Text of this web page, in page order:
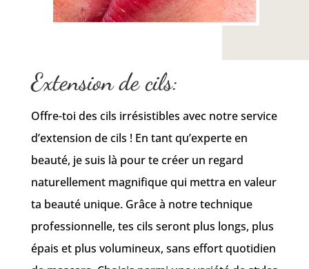
Extension de cils:
Offre-toi des cils irrésistibles avec notre service
d’extension de cils ! En tant qu’experte en
beauté, je suis là pour te créer un regard
naturellement magnifique qui mettra en valeur
ta beauté unique. Grâce à notre technique
professionnelle, tes cils seront plus longs, plus
épais et plus volumineux, sans effort quotidien